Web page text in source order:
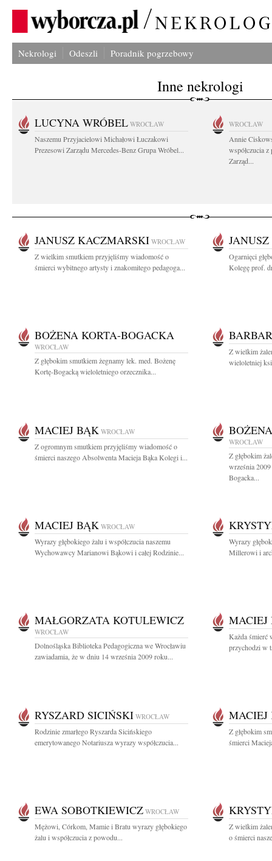
Nekrologi Odeszli Poradnik pogrzebowy
Inne nekrologi
LUCYNA WRÓBEL WROCŁAW
Naszemu Przyjacielowi Michałowi Łuczakowi
Prezesowi Zarządu Mercedes-Benz Grupa Wróbel...
WROCŁAW
Annie
współczucia
Zarząd...
JANUSZ KACZMARSKI WROCŁAW
Z wielkim smutkiem przyjęliśmy wiadomość o
śmierci wybitnego artysty i znakomitego pedagoga...
Ogarnięci
Kolegę prof.
BOŻENA KORTA-BOGACKA
WROCŁAW
Z głębokim smutkiem żegnamy lek. med. Bożenę
Kortę-Bogacką wieloletniego orzecznika...
Z wielkim
wieloletniej
MACIEJ BĄK WROCŁAW
Z ogromnym smutkiem przyjęliśmy wiadomość o
śmierci naszego Absolwenta Macieja Bąka Kolegi i...
WROCŁAW
Z głębokim
września
Bogacka...
MACIEJ BĄK WROCŁAW
Wyrazy głębokiego żalu i współczucia naszemu
Wychowawcy Marianowi Bąkowi i całej Rodzinie...
Wyrazy
Millerowi i
MAŁGORZATA KOTULEWICZ
WROCŁAW
Dolnośląska Biblioteka Pedagogiczna we Wrocławiu
zawiadamia, że w dniu 14 września 2009 roku...
MACIEJ
Każda śmierć
przychodzi w
RYSZARD SICIŃSKI WROCŁAW
Rodzinie zmarłego Ryszarda Sicińskiego
emerytowanego Notariusza wyrazy współczucia...
MACIEJ
Z głębokim
śmierci
EWA SOBOTKIEWICZ WROCŁAW
Mężowi, Córkom, Mamie i Bratu wyrazy głębokiego
żalu i współczucia z powodu...
Z wielkim
o śmierci